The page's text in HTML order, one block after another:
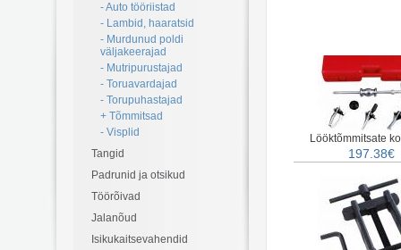
- Auto tööriistad
- Lambid, haaratsid
- Murdunud poldi
väljakeerajad
- Mutripurustajad
- Toruavardajad
- Torupuhastajad
+ Tõmmitsad
- Visplid
Tangid
Padrunid ja otsikud
Töörõivad
Jalanõud
Isikukaitsevahendid
Lööktõmmitsate
197.38€